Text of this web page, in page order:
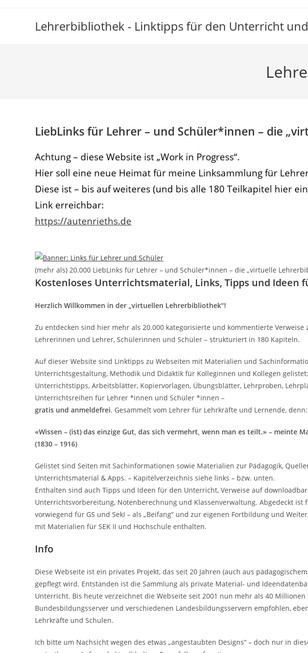
Lehrerbibliothek - Linktipps für den Unterricht
LiebLinks für Lehrer – und Schüler*innen – die
Achtung – diese Website ist „Work in Progress“.
Hier soll eine neue Heimat für meine Linksammlung für
Diese ist – bis auf weiteres (und bis alle 180 Teilkapitel hier
Link erreichbar:
https://autenrieths.de
(mehr als) 20.000 LiebLinks für Lehrer – und Schüler*innen – die „virtuelle
Kostenloses Unterrichtsmaterial, Links, Tipps und Ideen
Herzlich Willkommen in der „virtuellen Lehrerbibliothek“!
Zu entdecken sind hier mehr als 20.000 kategorisierte und kommentierte Verweise
Lehrerinnen und Lehrer, Schülerinnen und Schüler – strukturiert in 180 Kapiteln.
Auf dieser Website sind Linktipps zu Webseiten mit Materialien und
Unterrichtsgestaltung, Methodik und Didaktik für Kolleginnen und Kollegen gelistet:
Unterrichtstipps, Arbeitsblätter, Kopiervorlagen, Übungsblätter, Lehrproben,
Unterrichtsreihen für Lehrer *innen und Schüler *innen –
gratis und anmeldefrei. Gesammelt vom Lehrer für Lehrkräfte und Lernende, denn:
«Wissen – (ist) das einzige Gut, das sich vermehrt, wenn man es teilt.» – meinte
(1830 – 1916)
Gelistet sind Seiten mit Sachinformationen sowie Materialien zur Pädagogik,
Unterrichtsmaterial & Apps. – Kapitelverzeichnis siehe links – bzw. unten.
Enthalten sind auch Tipps und Ideen für den Unterricht, Verweise auf
Unterrichtsvorbereitung, Notenberechnung und Klassenverwaltung. Abgedeckt ist
vorwiegend für GS und SekI – als „Beifang“ und zur eigenen Fortbildung und
mit Materialien für SEK II und Hochschule enthalten.
Info
Diese Webseite ist ein privates Projekt, das seit 20 Jahren (auch aus
gepflegt wird. Entstanden ist die Sammlung als private Material- und
Unterricht. Bis heute verzeichnet die Webseite seit 2001 nun mehr als 40
Bundesbildungsserver und verschiedenen Landesbildungsservern empfohlen,
Lehrkräfte und Schulen.
Ich bitte um Nachsicht wegen des etwas „angestaubten Designs“ – doch nur in